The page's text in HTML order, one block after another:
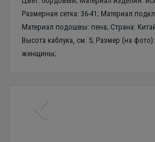
Размерная сетка: 36-41; Материал
Материал подошвы: пена; Страна:
Высота каблука, см: 5; Размер (на
женщины;